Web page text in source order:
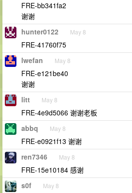
FRE-bb341fa2
谢谢
hunter0122 May 8
FRE-41760f75
lwefan May 8
FRE-e121be40
谢谢
litt May 8
FRE-4e9d5066 谢谢老板
abbq May 8
FRE-e0921f13 谢谢
ren7346 May 8
FRE-15e10184 感谢
s0f May 8